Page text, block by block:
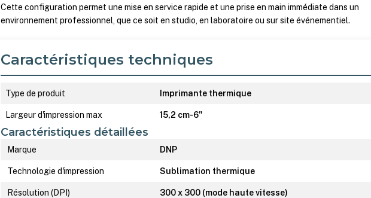
Cette configuration permet une mise en service rapide et une prise en main immédiate dans un
environnement professionnel, que ce soit en studio, en laboratoire ou sur site événementiel.
Caractéristiques techniques
Type de produit Imprimante thermique
Largeur d'impression max 15,2 cm-6"
Caractéristiques détaillées
Marque DNP
Technologie d'impression Sublimation thermique
Résolution (DPI)
300 x 300 (mode haute vitesse)